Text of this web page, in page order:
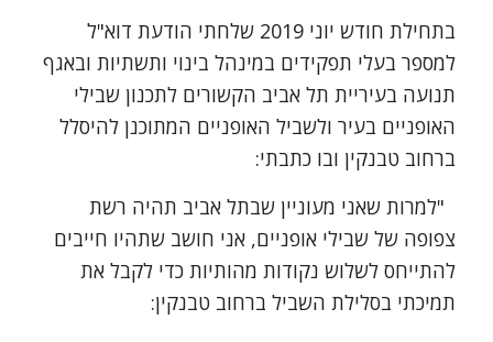
בתחילת חודש יוני 2019 שלחתי הודעת דוא"ל
למספר בעלי תפקידים במינהל בינוי ותשתיות ובאגף
תנועה בעיריית תל אביב הקשורים לתכנון שבילי
האופניים בעיר ולשביל האופניים המתוכנן להיסלל
ברחוב טבנקין ובו כתבתי:
"למרות שאני מעוניין שבתל אביב תהיה רשת
צפופה של שבילי אופניים, אני חושב שתהיו חייבים
להתייחס לשלוש נקודות מהותיות כדי לקבל את
תמיכתי בסלילת השביל ברחוב טבנקין: